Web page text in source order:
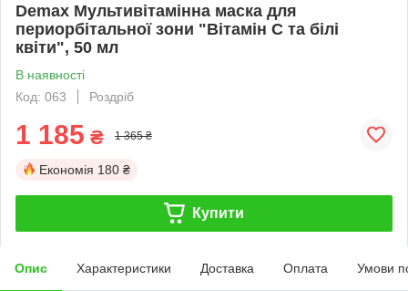
Demax Мультивітамінна маска для
периорбітальної зони "Вітамін C та білі
квіти", 50 мл
В наявності
Код: 063
Роздріб
1 185 ₴ 1 365 ₴
Економія 180 ₴
Купити
Опис Характеристики Доставка Оплата Умови